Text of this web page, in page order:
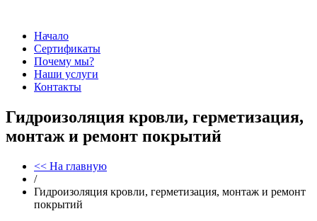
Начало
Сертификаты
Почему мы?
Наши услуги
Контакты
Гидроизоляция кровли, герметизация,
монтаж и ремонт покрытий
<< На главную
/
Гидроизоляция кровли, герметизация, монтаж и ремонт
покрытий